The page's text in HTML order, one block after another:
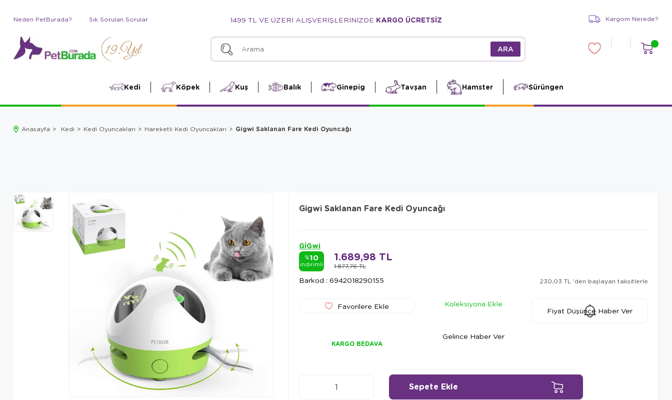
Neden PetBurada? Sık Sorulan Sorular 1499 TL VE ÜZERİ ALIŞVERİŞLERİNİZDE KARGO ÜCRETSİZ Kargom Nerede?
Kedi Köpek Kuş Balık Ginepig Tavşan Hamster Sürüngen
Anasayfa Kedi Kedi Oyuncakları Hareketli Kedi Oyuncakları Gigwi Saklanan Fare Kedi Oyuncağı
Gigwi Saklanan Fare Kedi Oyuncağı
GİGwi
%10
indirimli 1.877,76 TL
1.689,98 TL
Barkod : 6942018290155 230,03 TL 'den başlayan taksitlerle
Favorilere Ekle
Koleksiyona Ekle
Fiyat Düşünce Haber Ver
KARGO BEDAVA
Gelince Haber Ver